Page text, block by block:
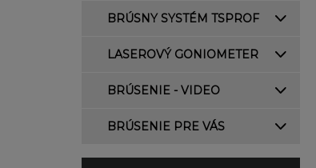
BRÚSNY SYSTÉM TSPROF
LASEROVÝ GONIOMETER
BRÚSENIE - VIDEO
BRÚSENIE PRE VÁS